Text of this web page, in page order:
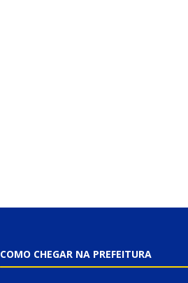
COMO CHEGAR NA PREFEITURA